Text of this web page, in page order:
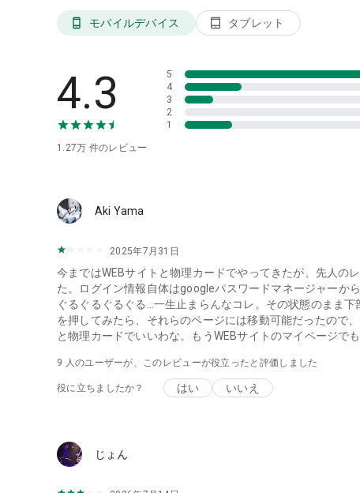
phone_android モバイルデバイス tablet_android タブレット
4.3
1.27万 件のレビュー
5
4
3
2
1
Aki Yama
2025年7月31日
今まではWEBサイトと物理カードでやってきたが、先人の
た。ログイン情報自体はgoogleパスワードマネージャーか
ぐるぐるぐるぐる…一生止まらんなコレ。その状態のまま
を押してみたら、それらのページには移動可能だったので
と物理カードでいいわな。もうWEBサイトのマイページで
9 人のユーザーが、このレビューが役立ったと評価しました
役に立ちましたか？ はい いいえ
じょん